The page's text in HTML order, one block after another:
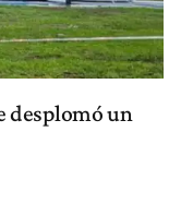
desplomó un